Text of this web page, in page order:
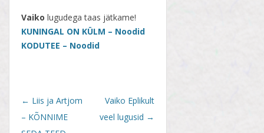
Vaiko lugudega taas jätkame!
KUNINGAL ON KÜLM – Noodid
KODUTEE – Noodid
Post
navigation
← Liis ja Artjom
– KÕNNIME
Vaiko Eplikult
veel lugusid →